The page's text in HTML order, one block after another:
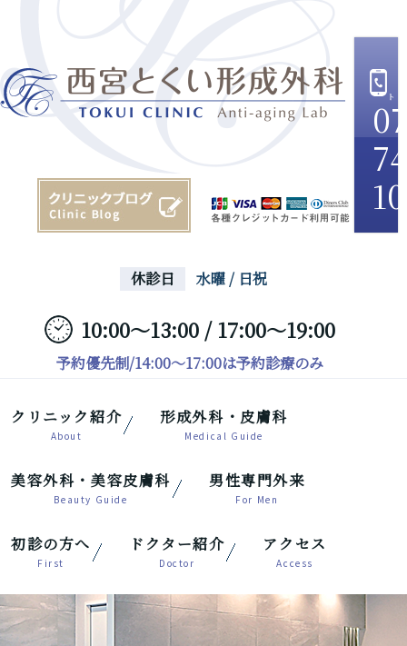
休診日 水曜 / 日祝
10:00～13:00 / 17:00～19:00
予約優先制/14:00～17:00は予約診療のみ
クリニック紹介 形成外科・皮膚科
美容外科・美容皮膚科 男性専門外来
初診の方へ ドクター紹介 アクセス